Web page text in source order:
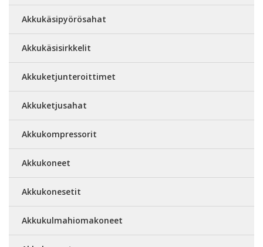
Akkukäsipyörösahat
Akkukäsisirkkelit
Akkuketjunteroittimet
Akkuketjusahat
Akkukompressorit
Akkukoneet
Akkukonesetit
Akkukulmahiomakoneet